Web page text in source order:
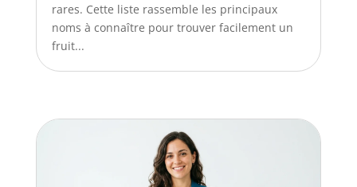
rares. Cette liste rassemble les principaux
noms à connaître pour trouver facilement un
fruit...